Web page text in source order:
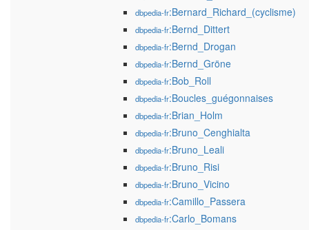
dbpedia-fr:Bernard_Richard_(cyclisme)
dbpedia-fr:Bernd_Dittert
dbpedia-fr:Bernd_Drogan
dbpedia-fr:Bernd_Gröne
dbpedia-fr:Bob_Roll
dbpedia-fr:Boucles_guégonnaises
dbpedia-fr:Brian_Holm
dbpedia-fr:Bruno_Cenghialta
dbpedia-fr:Bruno_Leali
dbpedia-fr:Bruno_Risi
dbpedia-fr:Bruno_Vicino
dbpedia-fr:Camillo_Passera
dbpedia-fr:Carlo_Bomans